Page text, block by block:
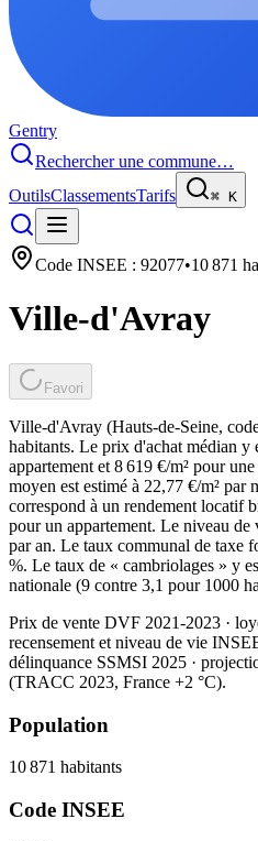
Gentry
Rechercher une commune…
OutilsClassementsTarifs ⌘ K
Code INSEE : 92077•10 871
Ville-d'Avray
Favori
Ville-d'Avray (Hauts-de-Seine,
habitants. Le prix d'achat médian y
appartement et 8 619 €/m² pour
moyen est estimé à 22,77 €/m² par
correspond à un rendement locatif
pour un appartement. Le niveau de
par an. Le taux communal de taxe
%. Le taux de « cambriolages » y
nationale (9 contre 3,1 pour 1000
Prix de vente DVF 2021-2023 ·
recensement et niveau de vie
délinquance SSMSI 2025 ·
(TRACC 2023, France +2 °C).
Population
10 871 habitants
Code INSEE